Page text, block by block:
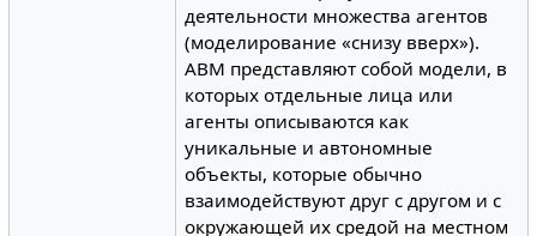
деятельности множества агентов
(моделирование «снизу вверх»).
ABM представляют собой модели, в
которых отдельные лица или
агенты описываются как
уникальные и автономные
объекты, которые обычно
взаимодействуют друг с другом и с
окружающей их средой на местном